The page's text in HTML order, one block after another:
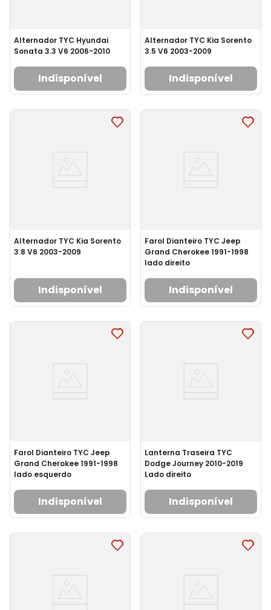
Alternador TYC Hyundai
Sonata 3.3 V6 2006-2010
Indisponível
Alternador TYC Kia Sorento
3.5 V6 2003-2009
Indisponível
Alternador TYC Kia Sorento
3.8 V6 2003-2009
Indisponível
Farol Dianteiro TYC Jeep
Grand Cherokee 1991-1998
lado direito
Indisponível
Farol Dianteiro TYC Jeep
Grand Cherokee 1991-1998
lado esquerdo
Indisponível
Lanterna Traseira TYC
Dodge Journey 2010-2019
Lado direito
Indisponível